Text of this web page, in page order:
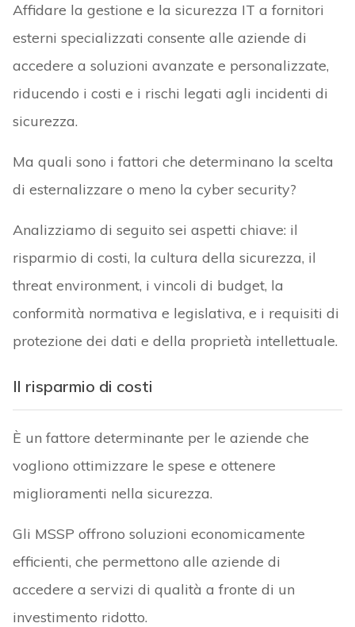
Affidare la gestione e la sicurezza IT a fornitori
esterni specializzati consente alle aziende di
accedere a soluzioni avanzate e personalizzate,
riducendo i costi e i rischi legati agli incidenti di
sicurezza.
Ma quali sono i fattori che determinano la scelta
di esternalizzare o meno la cyber security?
Analizziamo di seguito sei aspetti chiave: il
risparmio di costi, la cultura della sicurezza, il
threat environment, i vincoli di budget, la
conformità normativa e legislativa, e i requisiti di
protezione dei dati e della proprietà intellettuale.
Il risparmio di costi
È un fattore determinante per le aziende che
vogliono ottimizzare le spese e ottenere
miglioramenti nella sicurezza.
Gli MSSP offrono soluzioni economicamente
efficienti, che permettono alle aziende di
accedere a servizi di qualità a fronte di un
investimento ridotto.